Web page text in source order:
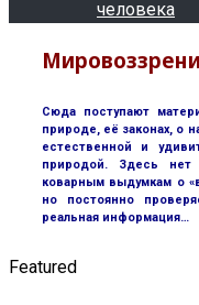
человека
Сюда поступают
природе, её законах, о
естественной и
природой. Здесь нет
коварным выдумкам о
но постоянно
реальная информация…
Featured